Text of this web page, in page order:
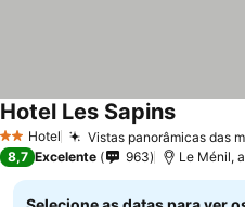
2 Estrelas
Hotel Vistas panorâmicas das
Hotel Les Sapins
8,7 Excelente 963 Le Ménil,